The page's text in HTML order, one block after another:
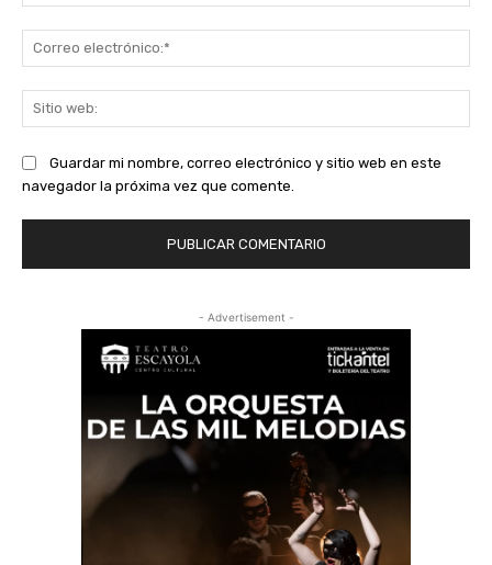
Guardar mi nombre, correo electrónico y sitio web en este
navegador la próxima vez que comente.
- Advertisement -